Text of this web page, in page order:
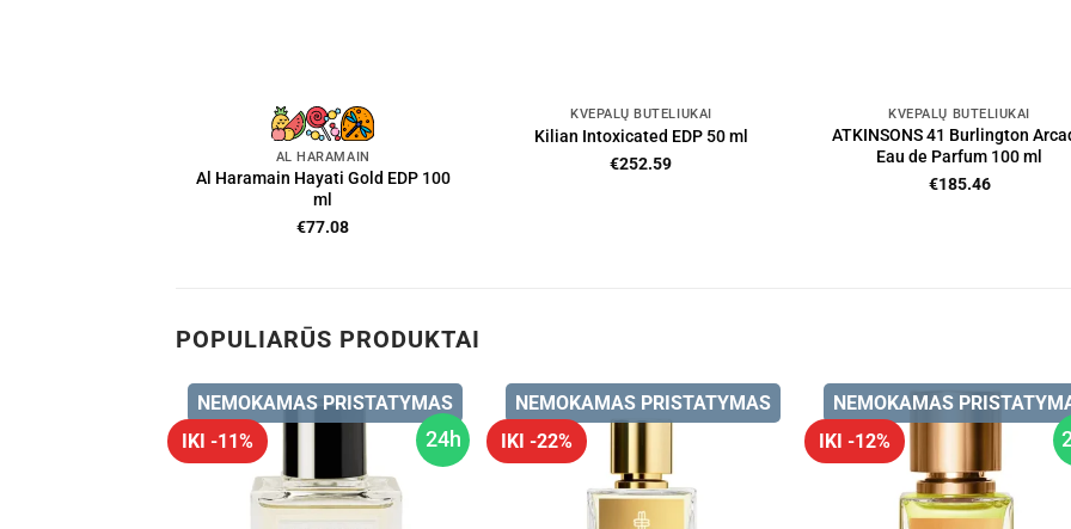
AL HARAMAIN
Al Haramain Hayati Gold EDP 100
ml
€77.08
KVEPALŲ BUTELIUKAI
Kilian Intoxicated EDP 50 ml
€252.59
KVEPALŲ BUTELIUKAI
ATKINSONS 41 Burlington
Eau de Parfum 100 ml
€185.46
POPULIARŪS PRODUKTAI
24h
IKI -11%
NEMOKAMAS PRISTATYMAS
IKI -22%
NEMOKAMAS PRISTATYMAS
IKI -12%
NEMOKAMAS